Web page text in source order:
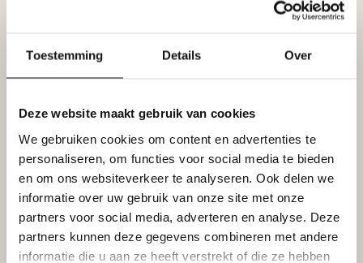
Toestemming Details Over
Deze website maakt gebruik van cookies
We gebruiken cookies om content en advertenties te
personaliseren, om functies voor social media te bieden
en om ons websiteverkeer te analyseren. Ook delen we
informatie over uw gebruik van onze site met onze
partners voor social media, adverteren en analyse. Deze
partners kunnen deze gegevens combineren met andere
informatie die u aan ze heeft verstrekt of die ze hebben
NMC New Skin E11 Plafondlijst (80 x 100 mm) ~ NMC
Decoflair E11 (80 x 100 mm)
Leverancier
Reviews
Tags
Gerelateerde producten